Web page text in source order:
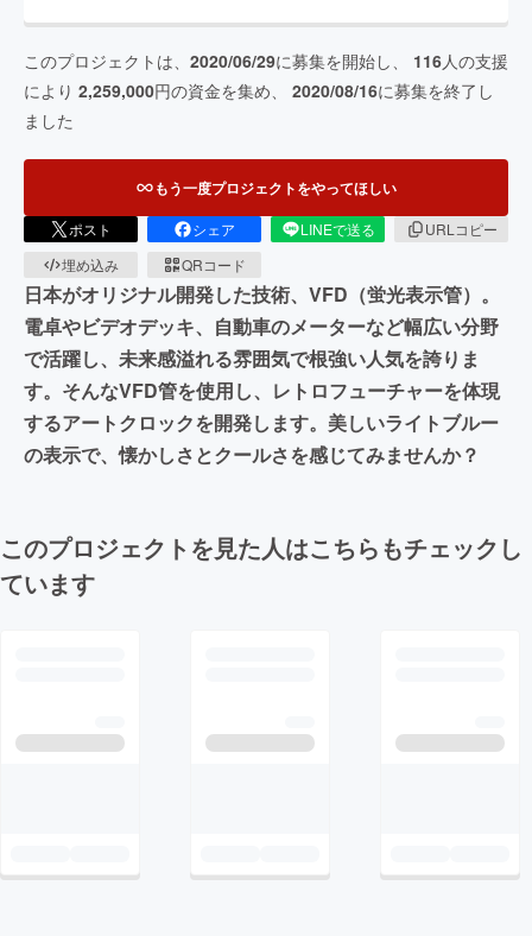
このプロジェクトは、 2020/06/29に募集を開始し、 116人の支援
により 2,259,000円の資金を集め、 2020/08/16に募集を終了し
ました
もう一度プロジェクトをやってほしい
ポスト シェア LINEで送る
URLコピー
埋め込み
QRコード
日本がオリジナル開発した技術、VFD（蛍光表示管）。
電卓やビデオデッキ、自動車のメーターなど幅広い分野
で活躍し、未来感溢れる雰囲気で根強い人気を誇りま
す。そんなVFD管を使用し、レトロフューチャーを体現
するアートクロックを開発します。美しいライトブルー
の表示で、懐かしさとクールさを感じてみませんか？
このプロジェクトを見た人はこちらもチェックし
ています